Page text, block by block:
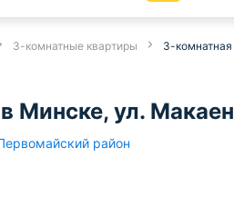
3-комнатные квартиры 3-
Минске, ул.
район